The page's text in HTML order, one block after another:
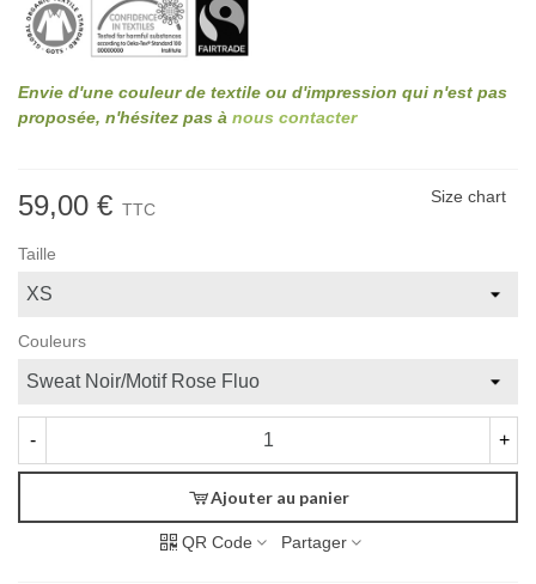
Envie d'une couleur de textile ou d'impression qui n'est pas
proposée, n'hésitez pas à nous contacter
59,00 € TTC
Size chart
Taille
Couleurs
- +
Ajouter au panier
QR Code Partager